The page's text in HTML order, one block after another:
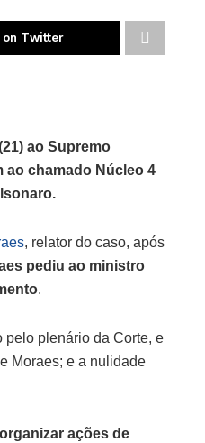
on Twitter
ao Supremo
ao chamado Núcleo 4
, relator do caso, após
pediu ao ministro
.
pelo plenário da Corte, e
Moraes; e a nulidade
ações de